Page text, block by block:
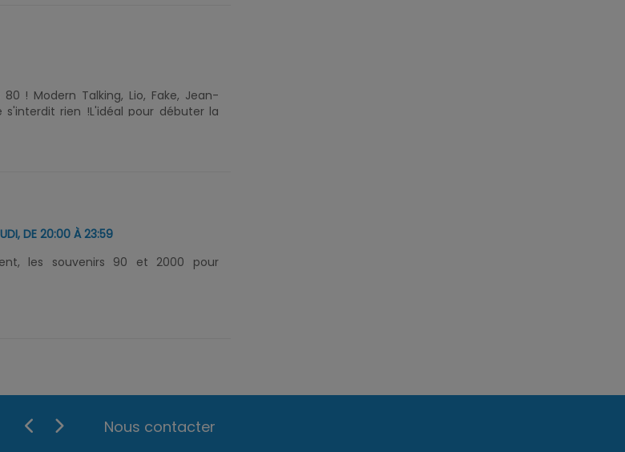
! Modern Talking, Lio, Fake, Jean-
s'interdit rien !L'idéal pour débuter la
DE 20:00 À 23:59
les souvenirs 90 et 2000 pour
Nous contacter